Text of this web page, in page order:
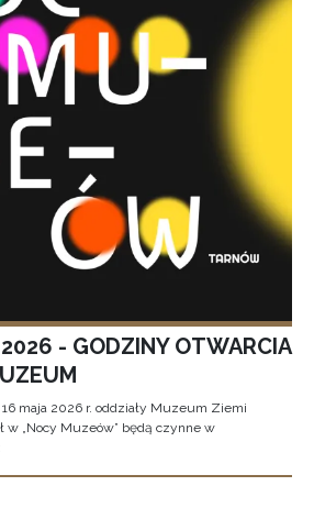
- GODZINY OTWARCIA
maja 2026 r. oddziały Muzeum Ziemi
w „Nocy Muzeów” będą czynne w